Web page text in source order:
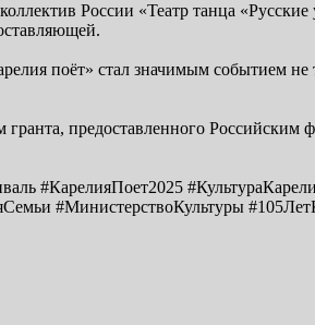
России «Театр танца
поёт» стал значимым событием не
гранта, предоставленного
#КарелияПоет2025
#МинистерствоКультуры